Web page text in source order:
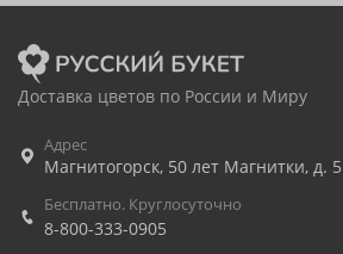
Доставка цветов по России и Миру
Адрес
Магнитогорск, 50 лет Магнитки, д.
Бесплатно. Круглосуточно
8-800-333-0905